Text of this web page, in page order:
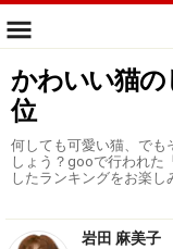
かわいい猫の
位
何しても可愛い猫、でも
しょう？gooで行われた
したランキングをお楽し
岩田 麻美子